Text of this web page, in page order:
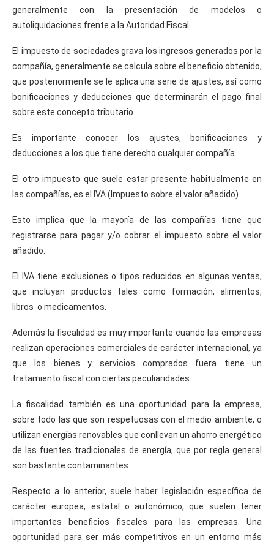
generalmente con la presentación de modelos o
autoliquidaciones frente a la Autoridad Fiscal.
El impuesto de sociedades grava los ingresos generados por la
compañía, generalmente se calcula sobre el beneficio obtenido,
que posteriormente se le aplica una serie de ajustes, así como
bonificaciones y deducciones que determinarán el pago final
sobre este concepto tributario.
Es importante conocer los ajustes, bonificaciones y
deducciones a los que tiene derecho cualquier compañía.
El otro impuesto que suele estar presente habitualmente en
las compañías, es el IVA (Impuesto sobre el valor añadido).
Esto implica que la mayoría de las compañías tiene que
registrarse para pagar y/o cobrar el impuesto sobre el valor
añadido.
El IVA tiene exclusiones o tipos reducidos en algunas ventas,
que incluyan productos tales como formación, alimentos,
libros o medicamentos.
Además la fiscalidad es muy importante cuando las empresas
realizan operaciones comerciales de carácter internacional, ya
que los bienes y servicios comprados fuera tiene un
tratamiento fiscal con ciertas peculiaridades.
La fiscalidad también es una oportunidad para la empresa,
sobre todo las que son respetuosas con el medio ambiente, o
utilizan energías renovables que conllevan un ahorro energético
de las fuentes tradicionales de energía, que por regla general
son bastante contaminantes.
Respecto a lo anterior, suele haber legislación específica de
carácter europea, estatal o autonómico, que suelen tener
importantes beneficios fiscales para las empresas. Una
oportunidad para ser más competitivos en un entorno más